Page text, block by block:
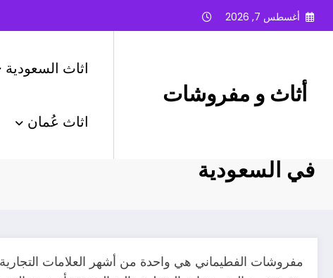
التجاوز
أغسطس 7, 2026
أثاث و مفروشات
اثاث السعودية
اثاث عُمان
في السعودية
مفروشات الفطيماني هي واحدة من أشهر العلامات